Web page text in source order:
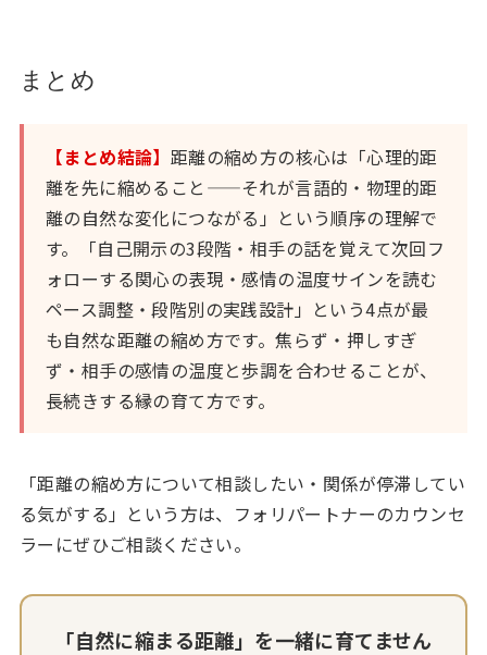
まとめ
【まとめ結論】 距離の縮め方の核心は「心理的距
離を先に縮めること——それが言語的・物理的距
離の自然な変化につながる」という順序の理解で
す。「自己開示の3段階・相手の話を覚えて次回フ
ォローする関心の表現・感情の温度サインを読む
ペース調整・段階別の実践設計」という4点が最
も自然な距離の縮め方です。焦らず・押しすぎ
ず・相手の感情の温度と歩調を合わせることが、
長続きする縁の育て方です。
「距離の縮め方について相談したい・関係が停滞してい
る気がする」という方は、フォリパートナーのカウンセ
ラーにぜひご相談ください。
「自然に縮まる距離」を一緒に育てません